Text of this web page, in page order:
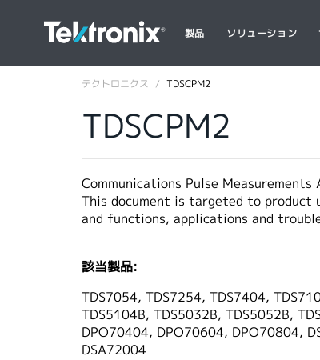
製品 ソリューション
テクトロニクス TDSCPM2
TDSCPM2
Communications Pulse
This document is targeted to
and functions, applications and
該当製品:
TDS7054, TDS7254, TDS7404,
TDS5104B, TDS5032B, TDS5052B,
DPO70404, DPO70604, DPO70804,
DSA72004